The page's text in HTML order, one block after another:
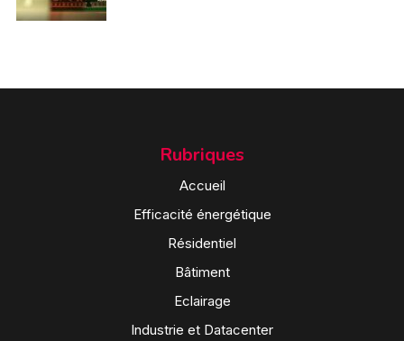
Rubriques
Accueil
Efficacité énergétique
Résidentiel
Bâtiment
Eclairage
Industrie et Datacenter